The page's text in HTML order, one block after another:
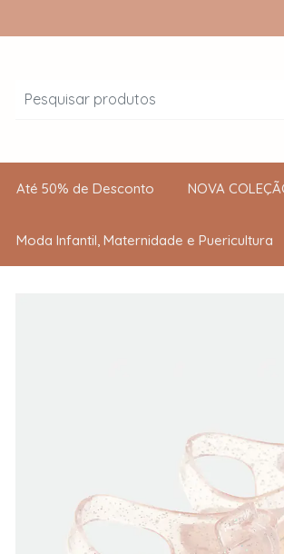
Até 50% de Desconto NOVA
Moda Infantil, Maternidade e Puericultura